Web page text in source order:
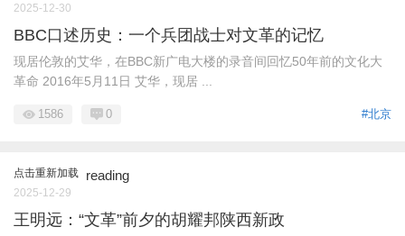
2025-12-30
BBC口述历史：一个兵团战士对文革的记忆
现居伦敦的艾华，在BBC新广电大楼的录音间回忆50年前的文化大
革命 2016年5月11日 艾华，现居 ...
#北京
1586 0
点击重新加载 reading
2025-12-29
王明远：“文革”前夕的胡耀邦陕西新政